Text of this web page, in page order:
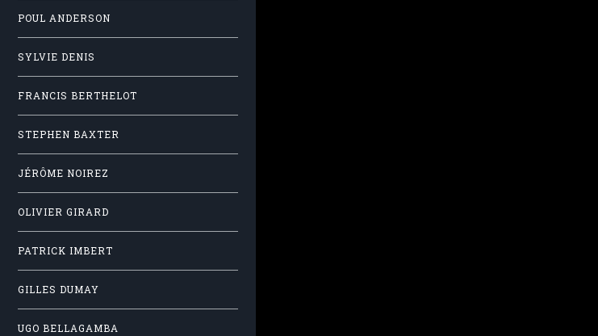
POUL ANDERSON
SYLVIE DENIS
FRANCIS BERTHELOT
STEPHEN BAXTER
JÉRÔME NOIREZ
OLIVIER GIRARD
PATRICK IMBERT
GILLES DUMAY
UGO BELLAGAMBA